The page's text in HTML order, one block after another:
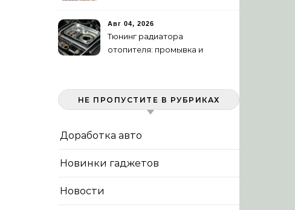
инструкция
Авг 04, 2026
Тюнинг радиатора
отопителя: промывка и
НЕ ПРОПУСТИТЕ В РУБРИКАХ
Доработка авто
Новинки гаджетов
Новости